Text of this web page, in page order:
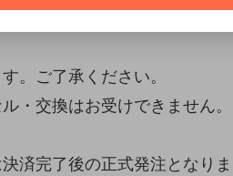
10日～14日程度お時間をい
。ご了承ください。
・交換はお受けできません。
済完了後の正式発注となりま